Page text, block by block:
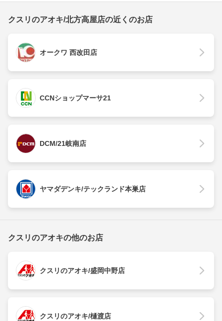
クスリのアオキ/北方高屋店の近くのお店
オークワ 西改田店
CCNショップマーサ21
DCM/21岐南店
ヤマダデンキ/テックランド本巣店
クスリのアオキの他のお店
クスリのアオキ/盛岡中野店
クスリのアオキ/樋渡店